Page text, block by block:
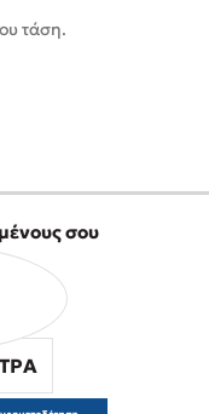
τάση.
σου